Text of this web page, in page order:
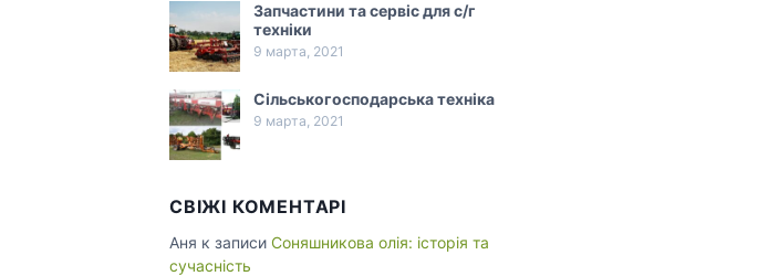
Запчастини та сервіс для с/г
техніки
9 марта, 2021
Сільськогосподарська техніка
9 марта, 2021
СВІЖІ КОМЕНТАРІ
Аня к записи Соняшникова олія: історія та
сучасність